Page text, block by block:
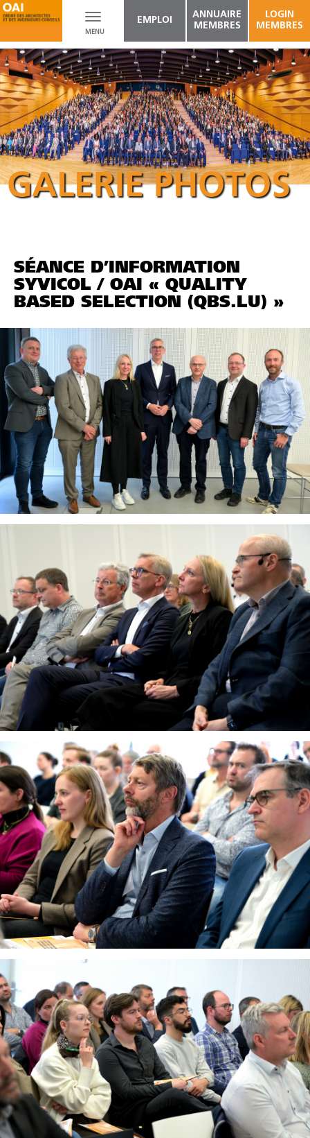
Toggle
navigation
MENU
EMPLOI
ANNUAIRE
MEMBRES
LOGIN
MEMBRES
GALERIE PHOTOS
SÉANCE D’INFORMATION
SYVICOL / OAI « QUALITY
BASED SELECTION (QBS.LU) »